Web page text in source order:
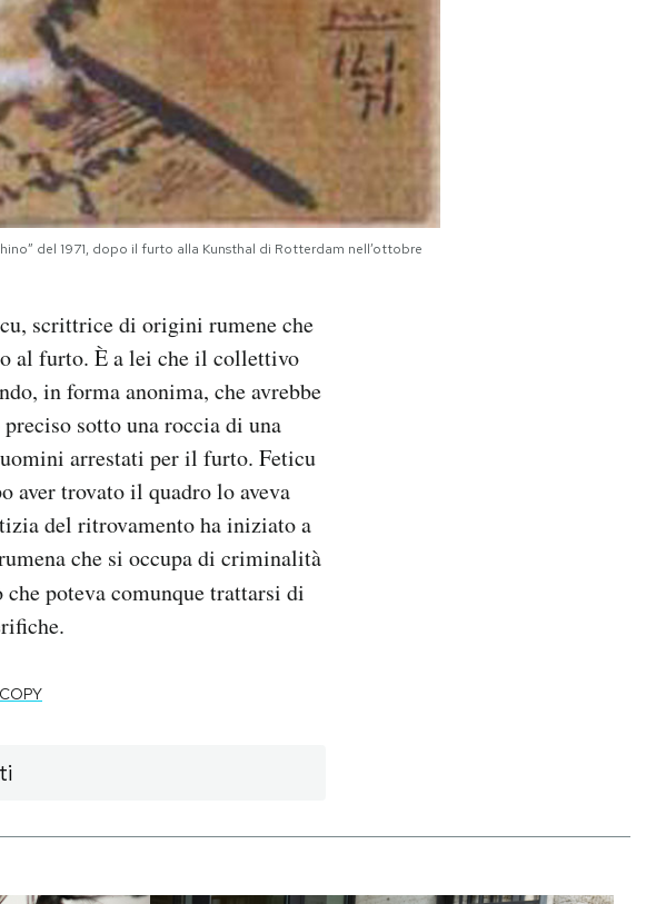
del 1971, dopo il furto alla Kunsthal di Rotterdam nell’ottobre
scrittrice di origini rumene che
al furto. È a lei che il collettivo
in forma anonima, che avrebbe
sotto una roccia di una
arrestati per il furto. Feticu
aver trovato il quadro lo aveva
del ritrovamento ha iniziato a
che si occupa di criminalità
che poteva comunque trattarsi di